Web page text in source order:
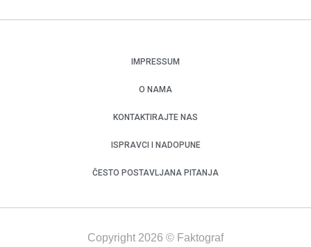
IMPRESSUM
O NAMA
KONTAKTIRAJTE NAS
ISPRAVCI I NADOPUNE
ČESTO POSTAVLJANA PITANJA
Copyright 2026 © Faktograf